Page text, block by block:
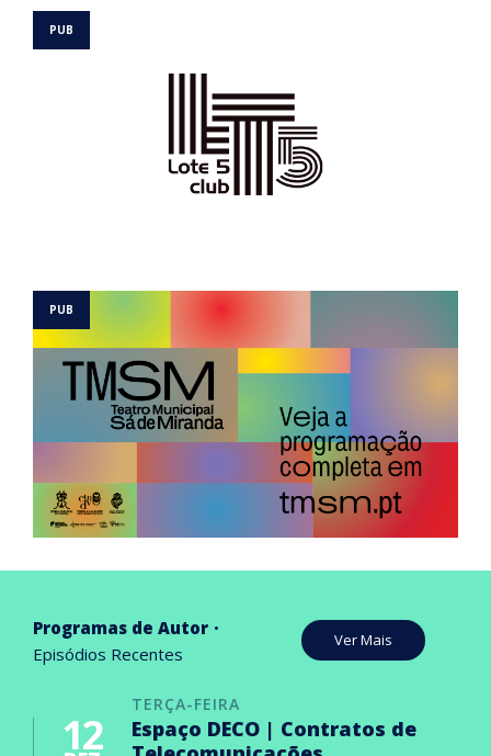
Programas de Autor
Episódios Recentes
Ver Mais
TERÇA-FEIRA
12
Espaço DECO | Contratos de